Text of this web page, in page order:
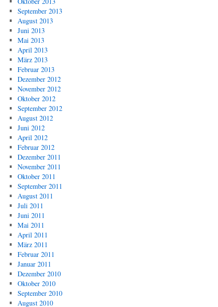
September 2013
August 2013
Juni 2013
Mai 2013
April 2013
März 2013
Februar 2013
Dezember 2012
November 2012
Oktober 2012
September 2012
August 2012
Juni 2012
April 2012
Februar 2012
Dezember 2011
November 2011
Oktober 2011
September 2011
August 2011
Juli 2011
Juni 2011
Mai 2011
April 2011
März 2011
Februar 2011
Januar 2011
Dezember 2010
Oktober 2010
September 2010
August 2010